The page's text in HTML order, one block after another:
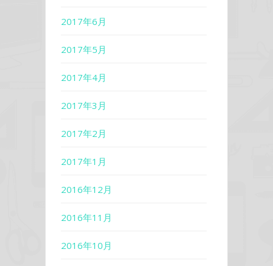
2017年6月
2017年5月
2017年4月
2017年3月
2017年2月
2017年1月
2016年12月
2016年11月
2016年10月